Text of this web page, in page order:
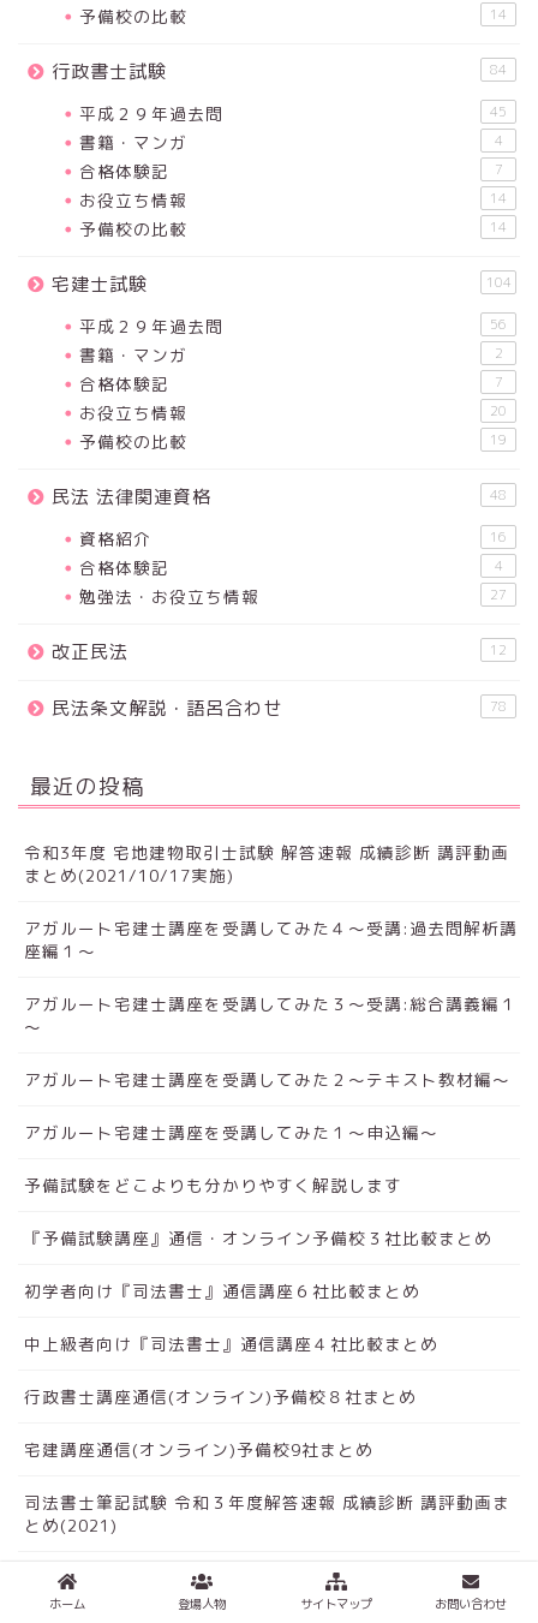
予備校の比較 14
行政書士試験 84
平成２９年過去問 45
書籍・マンガ 4
合格体験記 7
お役立ち情報 14
予備校の比較 14
宅建士試験 104
平成２９年過去問 56
書籍・マンガ 2
合格体験記 7
お役立ち情報 20
予備校の比較 19
民法 法律関連資格 48
資格紹介 16
合格体験記 4
勉強法・お役立ち情報 27
改正民法 12
民法条文解説・語呂合わせ 78
最近の投稿
令和3年度 宅地建物取引士試験 解答速報 成績診断 講評動画
まとめ(2021/10/17実施)
アガルート宅建士講座を受講してみた４～受講:過去問解析講
座編１～
アガルート宅建士講座を受講してみた３～受講:総合講義編１
～
アガルート宅建士講座を受講してみた２～テキスト教材編～
アガルート宅建士講座を受講してみた１～申込編～
予備試験をどこよりも分かりやすく解説します
『予備試験講座』通信・オンライン予備校３社比較まとめ
初学者向け『司法書士』通信講座６社比較まとめ
中上級者向け『司法書士』通信講座４社比較まとめ
行政書士講座通信(オンライン)予備校８社まとめ
宅建講座通信(オンライン)予備校9社まとめ
司法書士筆記試験 令和３年度解答速報 成績診断 講評動画ま
とめ(2021)
令和2年12月27日実施 宅建士(宅地建物取引士)試験 合格発表
(2020)
ホーム 登場人物 サイトマップ お問い合わせ